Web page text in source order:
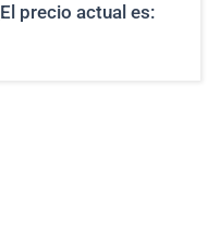
El precio actual es: